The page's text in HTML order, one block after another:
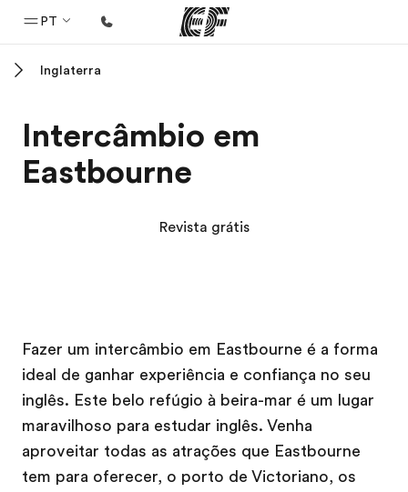
PT
Programas
Saiba tudo que oferecemos
Carreiras
Junte-se a nós
Inglaterra
Intercâmbio em
Eastbourne
Revista grátis
Fazer um intercâmbio em Eastbourne é a forma
ideal de ganhar experiência e confiança no seu
inglês. Este belo refúgio à beira-mar é um lugar
maravilhoso para estudar inglês. Venha
aproveitar todas as atrações que Eastbourne
tem para oferecer, o porto de Victoriano, os